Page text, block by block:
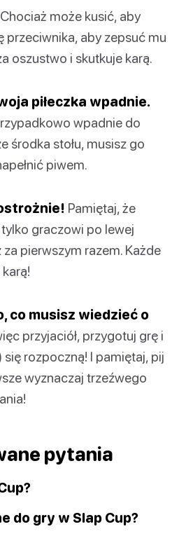
Chociaż może kusić, aby
przeciwnika, aby zepsuć mu
oszustwo i skutkuje karą.
piłeczka wpadnie.
wpadnie do
środka stołu, musisz go
piwem.
Pamiętaj, że
graczowi po lewej
pierwszym razem. Każde
co musisz wiedzieć o
przyjaciół, przygotuj grę i
rozpoczną! I pamiętaj, pij
wyznaczaj trzeźwego
pytania
do gry w Slap Cup?